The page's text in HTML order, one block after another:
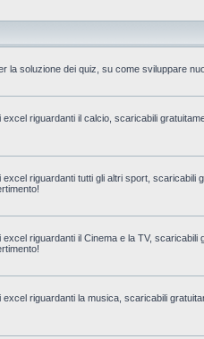
la soluzione dei quiz, su come sviluppare
riguardanti il calcio, scaricabili
riguardanti tutti gli altri sport,
riguardanti il Cinema e la TV,
riguardanti la musica, scaricabili